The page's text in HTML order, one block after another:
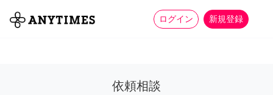
ログイン 新規登録
全て 家事 more_horiz
依頼相談